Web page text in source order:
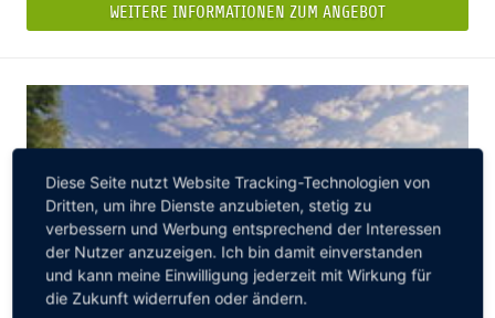
WEITERE INFORMATIONEN ZUM ANGEBOT
Diese Seite nutzt Website Tracking-Technologien von
Dritten, um ihre Dienste anzubieten, stetig zu
verbessern und Werbung entsprechend der Interessen
der Nutzer anzuzeigen. Ich bin damit einverstanden
und kann meine Einwilligung jederzeit mit Wirkung für
die Zukunft widerrufen oder ändern.